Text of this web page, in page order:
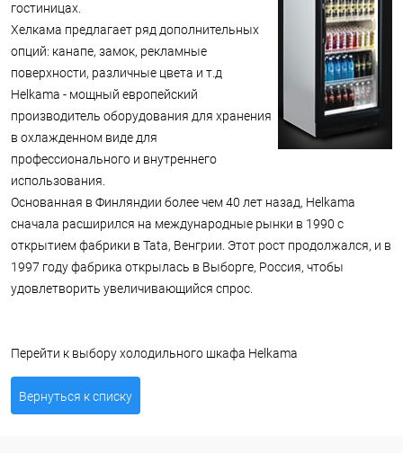
гостиницах.
Хелкама предлагает ряд дополнительных
опций: канапе, замок, рекламные
поверхности, различные цвета и т.д
Helkama - мощный европейский
производитель оборудования для хранения
в охлажденном виде для
профессионального и внутреннего
использования.
Основанная в Финляндии более чем 40 лет назад, Helkama
сначала расширился на международные рынки в 1990 с
открытием фабрики в Tata, Венгрии. Этот рост продолжался, и в
1997 году фабрика открылась в Выборге, Россия, чтобы
удовлетворить увеличивающийся спрос.
Перейти к выбору холодильного шкафа Helkama
Вернуться к списку